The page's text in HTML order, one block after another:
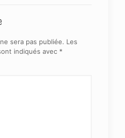
sera pas publiée. Les
indiqués avec *